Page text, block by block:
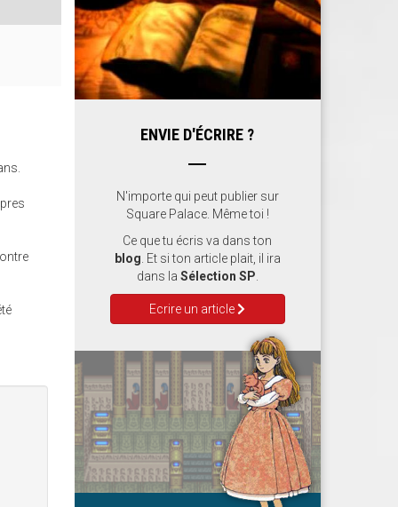
ENVIE D'ÉCRIRE ?
N'importe qui peut publier sur
Square Palace. Même toi !
Ce que tu écris va dans ton
blog . Et si ton article plait, il ira
dans la Sélection SP
Ecrire un article